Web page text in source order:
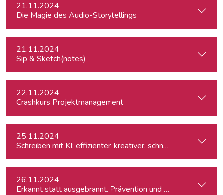
21.11.2024
Die Magie des Audio-Storytellings
21.11.2024
Sip & Sketch(notes)
22.11.2024
Crashkurs Projektmanagement
25.11.2024
Schreiben mit KI: effizienter, kreativer, schneller
26.11.2024
Erkannt statt ausgebrannt. Prävention und Erste-Hilfe bei